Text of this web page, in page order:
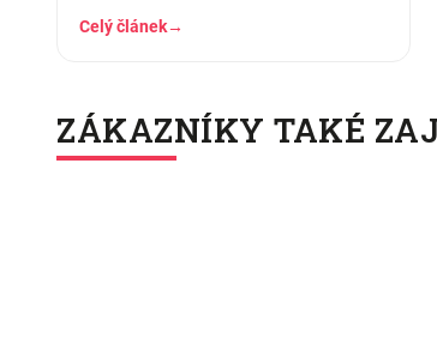
Celý článek→
ZÁKAZNÍKY TAKÉ